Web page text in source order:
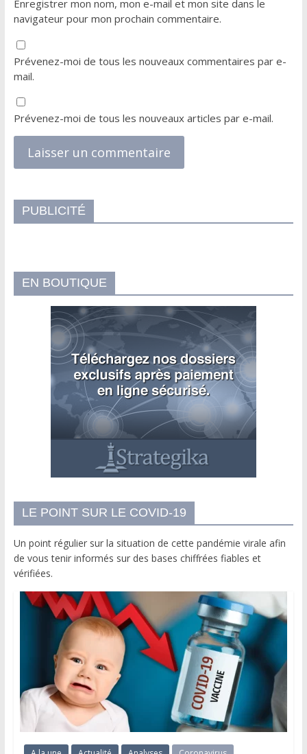
Enregistrer mon nom, mon e-mail et mon site dans le
navigateur pour mon prochain commentaire.
Prévenez-moi de tous les nouveaux commentaires par e-
mail.
Prévenez-moi de tous les nouveaux articles par e-mail.
PUBLICITÉ
EN BOUTIQUE
LE POINT SUR LE COVID-19
Un point régulier sur la situation de cette pandémie virale afin
de vous tenir informés sur des bases chiffrées fiables et
vérifiées.